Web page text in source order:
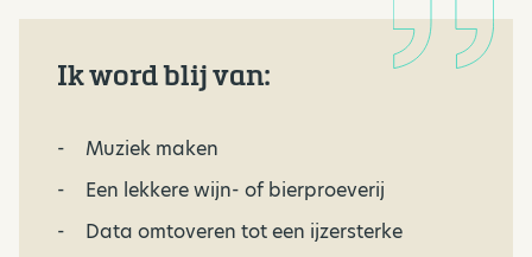
Ik word blij van:
Muziek maken
Een lekkere wijn- of bierproeverij
Data omtoveren tot een ijzersterke